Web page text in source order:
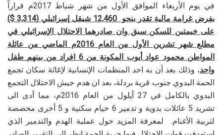
في يوم الأربعاء الموافق الأول من شهر شباط 2017م قراراً
بفرض غرامة مالية تقدر بنحو 12,460 شيقل إسرائيلي (3,314 $)
على خيمتين للسكن سبق وان صادرهما الاحتلال الإسرائيلي في
مطلع شهر تشرين الأول من العام 2016م الماضي من عائلة
المواطن محمود عواد أيوب المكونة من 6 افراد من بينهم طفل
واحد، وذلك بعد أن به احد المنظمات الإنسانية لإغاثة سكان تجمع
الحمة البدوي جنوب قرية بردلة، بعد ان هدم جيش الاحتلال التجمع
البدوي بالكامل في 27 أيلول من العام 2016م، مما أدى الى
تشريد 5 عائلات بدوية و تدمير 6 خيام سكنية و 5 أخرى مخصصة
لتربية الأغنام. لمعرفة المزيد حول عملية الهدم والتدمير الذي